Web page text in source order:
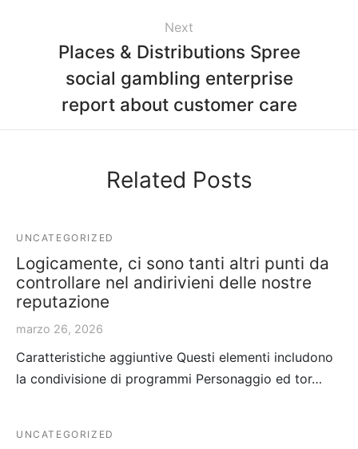
Next
Places & Distributions Spree
social gambling enterprise
report about customer care
Related Posts
UNCATEGORIZED
Logicamente, ci sono tanti altri punti da
controllare nel andirivieni delle nostre
reputazione
marzo 26, 2026
Caratteristiche aggiuntive Questi elementi includono
la condivisione di programmi Personaggio ed tor…
UNCATEGORIZED